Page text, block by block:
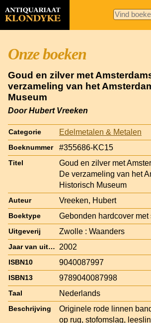
Onze boeken
Goud en zilver met
verzameling van het
Museum
Door Hubert Vreeken
Categorie Edelmetalen & Metalen
Boeknummer #355686-KC15
Titel
Goud en zilver met
De verzameling van het
Historisch Museum
Auteur Vreeken, Hubert
Boektype Gebonden hardcover met
Uitgeverij Zwolle : Waanders
Jaar van uitgave 2002
ISBN10 9040087997
ISBN13 9789040087998
Taal Nederlands
Beschrijving
Originele rode linnen
op rug, stofomslag,